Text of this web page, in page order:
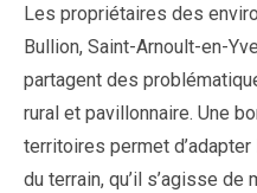
Les propriétaires des
Bullion, Saint-Arnoult-en-
partagent des
rural et pavillonnaire. Une
territoires permet
du terrain, qu’il s’agisse